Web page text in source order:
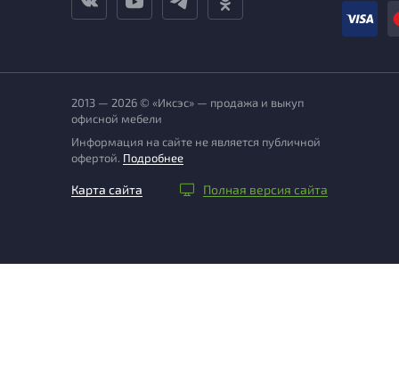
2013 — 2026 © «Иксэс» — продажа и выкуп
офисной мебели
Информация на сайте не является публичной
офертой. Подробнее
Карта сайта Полная версия сайта